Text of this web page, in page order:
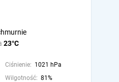
23°C
Ciśnienie: 1021 hPa
Wilgotność: 81%